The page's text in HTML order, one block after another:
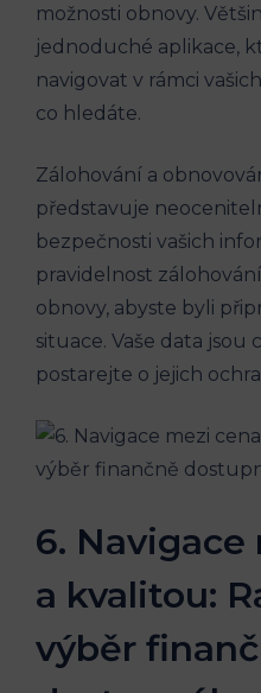
možnosti obnovy.
jednoduché aplikace,
navigovat v rámci
co hledáte.
Zálohování a
představuje
bezpečnosti vašich
pravidelnost
obnovy, abyste byli
situace. Vaše data jsou
postarejte o jejich
6.
a kvalitou:
výběr